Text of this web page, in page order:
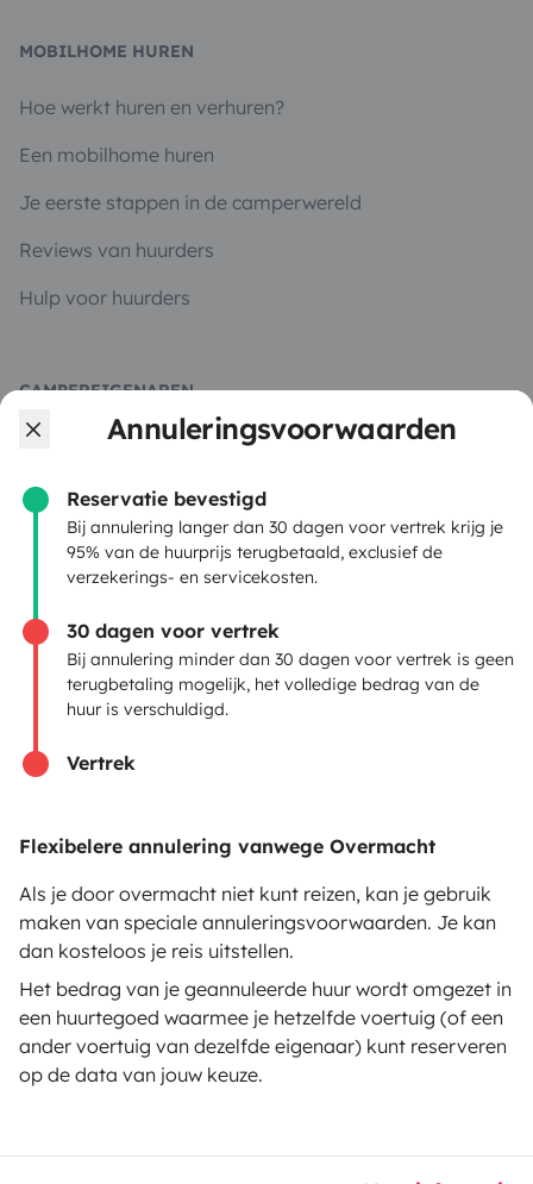
Annuleringsvoorwaarden
Reservatie bevestigd
Bij annulering langer dan 30 dagen voor vertrek krijg je
95% van de huurprijs terugbetaald, exclusief de
verzekerings- en servicekosten.
30 dagen voor vertrek
Bij annulering minder dan 30 dagen voor vertrek is geen
terugbetaling mogelijk, het volledige bedrag van de
huur is verschuldigd.
Vertrek
Flexibelere annulering vanwege Overmacht
Als je door overmacht niet kunt reizen, kan je gebruik
maken van speciale annuleringsvoorwaarden. Je kan
dan kosteloos je reis uitstellen.
Het bedrag van je geannuleerde huur wordt omgezet in
een huurtegoed waarmee je hetzelfde voertuig (of een
ander voertuig van dezelfde eigenaar) kunt reserveren
op de data van jouw keuze.
MOBILHOME HUREN
Hoe werkt huren en verhuren?
Een mobilhome huren
Je eerste stappen in de camperwereld
Reviews van huurders
Hulp voor huurders
CAMPEREIGENAREN
Plaats een advertentie
Huurcontract
Verzekering
Pechhulp
Hulp voor eigenaren
Beveiligde betaalmethoden
Betaling in meerdere termijnen
Download in
de App Store
Beschikbaar via
Google Play
Blog Contacteer ons